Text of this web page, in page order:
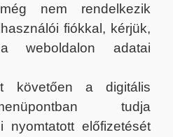
nem rendelkezik
fiókkal, kérjük,
weboldalon adatai
követően a digitális
tudja
nyomtatott előfizetését